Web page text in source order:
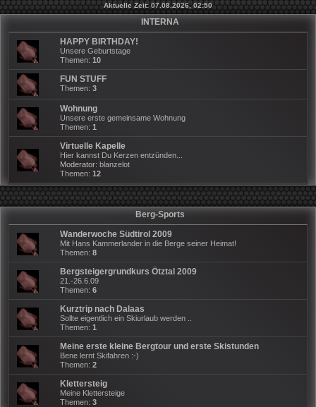
Aktuelle Zeit: 07.08.2026, 02:50
INTERNA
HAPPY BIRTHDAY!
Unsere Geburtstage
Themen: 10
FUN STUFF
Themen: 3
Wohnung
Unsere erste gemeinsame Wohnung
Themen: 1
Virtuelle Kapelle
Hier kannst Du Kerzen entzünden...
Moderator: blanzelot
Themen: 12
Berg-Sports
Wanderwoche Südtirol 2009
Mit Hans Kammerlander in die Berge seiner Heimat!
Themen: 8
Bergsteigergrundkurs Ötztal 2009
21.-26.6.09
Themen: 6
Kurztrip nach Dalaas
Sollte eigentlich ein Skiurlaub werden ..
Themen: 1
Meine erste kleine Bergtour und erste Skistunden
Bene lernt Skifahren :-)
Themen: 2
Klettersteig
Meine Klettersteige
Themen: 3